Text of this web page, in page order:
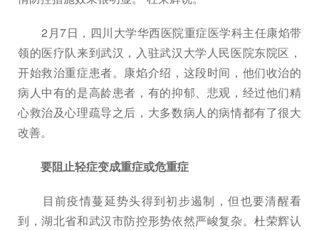
2月7日，四川大学华西医院重症医学科主任康焰带
领的医疗队来到武汉，入驻武汉大学人民医院东院区，
开始救治重症患者。康焰介绍，这段时间，他们收治的
病人中有的是高龄患者，有的抑郁、悲观，经过他们精
心救治及心理疏导之后，大多数病人的病情都有了很大
改善。
要阻止轻症变成重症或危重症
目前疫情蔓延势头得到初步遏制，但也要清醒看
到，湖北省和武汉市防控形势依然严峻复杂。杜荣辉认